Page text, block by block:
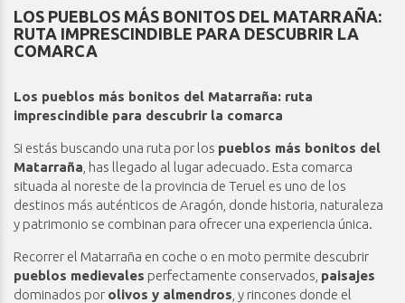
LOS PUEBLOS MÁS BONITOS DEL MATARRAÑA:
RUTA IMPRESCINDIBLE PARA DESCUBRIR LA
COMARCA
Los pueblos más bonitos del Matarraña: ruta
imprescindible para descubrir la comarca
Si estás buscando una ruta por los pueblos más bonitos del
Matarraña , has llegado al lugar adecuado. Esta comarca
situada al noreste de la provincia de Teruel es uno de los
destinos más auténticos de Aragón, donde historia, naturaleza
y patrimonio se combinan para ofrecer una experiencia única.
Recorrer el Matarraña en coche o en moto permite descubrir
pueblos medievales perfectamente conservados, paisajes
dominados por olivos y almendros , y rincones donde el